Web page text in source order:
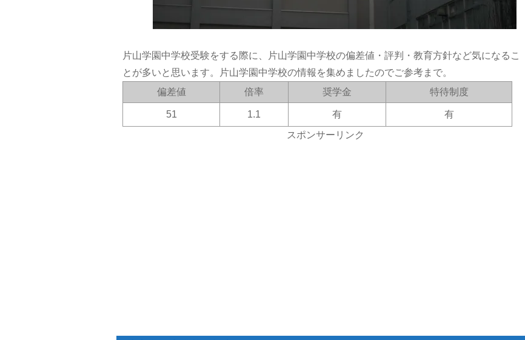
片山学園中学校受験をする際に、片山学園中学校の偏差値・評判・教育方針など気になるこ
とが多いと思います。片山学園中学校の情報を集めましたのでご参考まで。
偏差値
倍率 奨学金 特待制度
51 1.1 有
有
スポンサーリンク